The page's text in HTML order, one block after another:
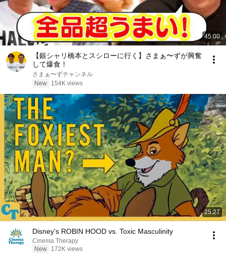
45:00
【銀シャリ橋本とスシローに行く】さまぁ〜ずが興奮
して爆食！
さまぁ〜ずチャンネル
New
154K views
25:27
Disney's ROBIN HOOD vs. Toxic Masculinity
Cinema Therapy
New
172K views